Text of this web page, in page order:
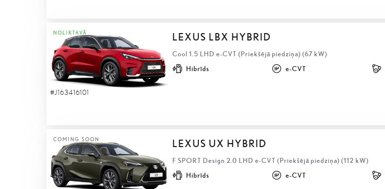
NOLIKTAVĀ
#J163416101
LEXUS LBX HYBRID
Cool 1.5 LHD e-CVT (Priekšējā piedziņa) (67 kW)
Hibrīds e-CVT
COMING SOON LEXUS UX HYBRID
F SPORT Design 2.0 LHD e-CVT (Priekšējā piedziņa) (112 kW)
Hibrīds e-CVT